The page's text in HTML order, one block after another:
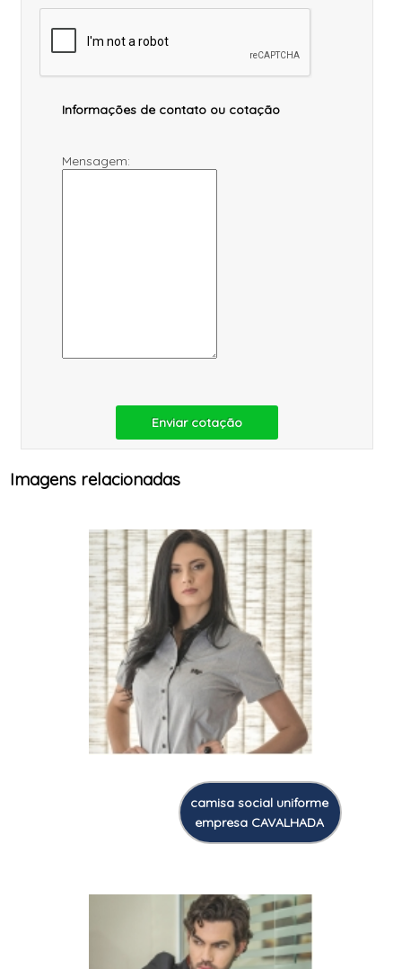
Informações de contato ou cotação
Mensagem:
Enviar cotação
Imagens relacionadas
camisa social uniforme
empresa CAVALHADA